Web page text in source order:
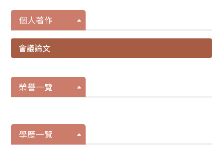
個人著作
會議論文
榮譽一覽
學歷一覽